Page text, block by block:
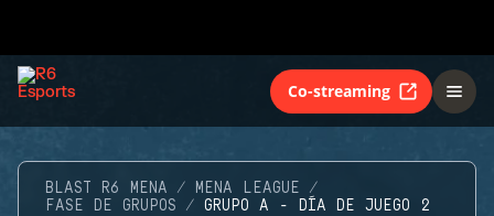
Co-streaming
BLAST R6 MENA
MENA LEAGUE
FASE DE GRUPOS
GRUPO A - DÍA DE JUEGO 2